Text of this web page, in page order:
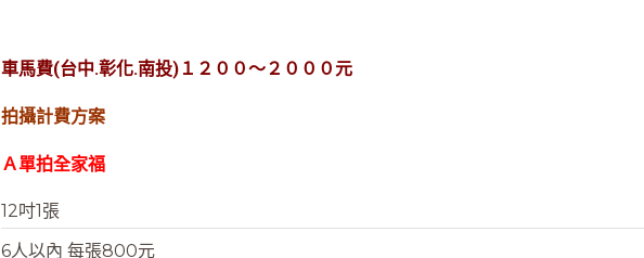
車馬費(台中.彰化.南投)１２００～２０００元
拍攝計費方案
Ａ單拍全家福
12吋1張
6人以內 每張800元